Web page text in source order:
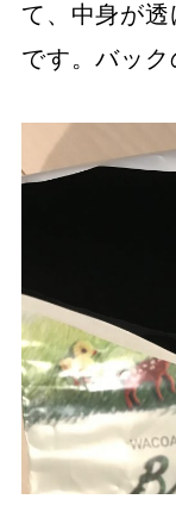
て、中身が
です。バック